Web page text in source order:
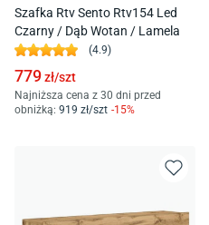
Szafka Rtv Sento Rtv154 Led
Czarny / Dąb Wotan / Lamela
(4.9)
779zł/szt
Najniższa cena z 30 dni przed
obniżką: 919 zł/szt -15%